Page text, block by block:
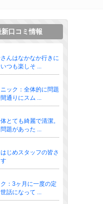
口コミ情報
んはなかなか行きに
つも楽しそ ...
ック：全体的に問題
通りにスム ...
とても綺麗で清潔。
題があった ...
じめスタッフの皆さ
：3ヶ月に一度の定
話になって ...